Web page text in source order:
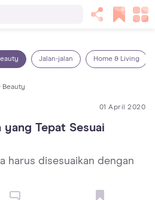
Jalan-jalan Home & Living
Beauty
01 April 2020
Tepat Sesuai
harus disesuaikan dengan